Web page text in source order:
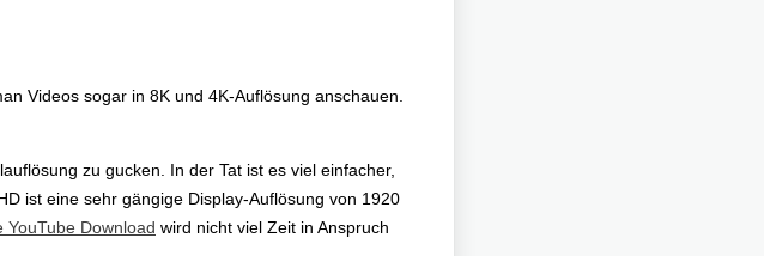
Videos sogar in 8K und 4K-Auflösung anschauen.
zu gucken. In der Tat ist es viel einfacher,
ist eine sehr gängige Display-Auflösung von 1920
YouTube Download wird nicht viel Zeit in Anspruch